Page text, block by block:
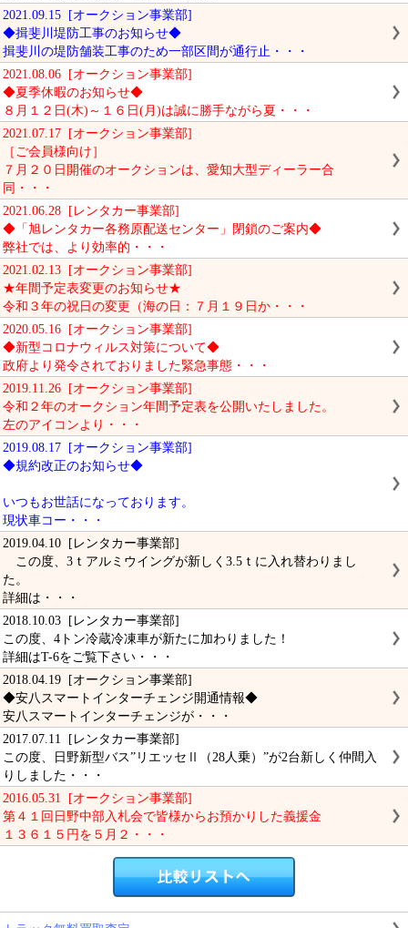
2021.09.15 [オークション事業部]
◆揖斐川堤防工事のお知らせ◆
揖斐川の堤防舗装工事のため一部区間が通行止・・・
2021.08.06 [オークション事業部]
◆夏季休暇のお知らせ◆
８月１２日(木)～１６日(月)は誠に勝手ながら夏・・・
2021.07.17 [オークション事業部]
［ご会員様向け］
７月２０日開催のオークションは、愛知大型ディーラー合
同・・・
2021.06.28 [レンタカー事業部]
◆「旭レンタカー各務原配送センター」閉鎖のご案内◆
弊社では、より効率的・・・
2021.02.13 [オークション事業部]
★年間予定表変更のお知らせ★
令和３年の祝日の変更（海の日：７月１９日か・・・
2020.05.16 [オークション事業部]
◆新型コロナウィルス対策について◆
政府より発令されておりました緊急事態・・・
2019.11.26 [オークション事業部]
令和２年のオークション年間予定表を公開いたしました。
左のアイコンより・・・
2019.08.17 [オークション事業部]
◆規約改正のお知らせ◆
いつもお世話になっております。
現状車コー・・・
2019.04.10 [レンタカー事業部]
この度、3ｔアルミウイングが新しく3.5ｔに入れ替わりまし
た。
詳細は・・・
2018.10.03 [レンタカー事業部]
この度、4トン冷蔵冷凍車が新たに加わりました！
詳細はT-6をご覧下さい・・・
2018.04.19 [オークション事業部]
◆安八スマートインターチェンジ開通情報◆
安八スマートインターチェンジが・・・
2017.07.11 [レンタカー事業部]
この度、日野新型バス”リエッセⅡ（28人乗）”が2台新しく仲間入
りしました・・・
2016.05.31 [オークション事業部]
第４１回日野中部入札会で皆様からお預かりした義援金
１３６１５円を５月２・・・